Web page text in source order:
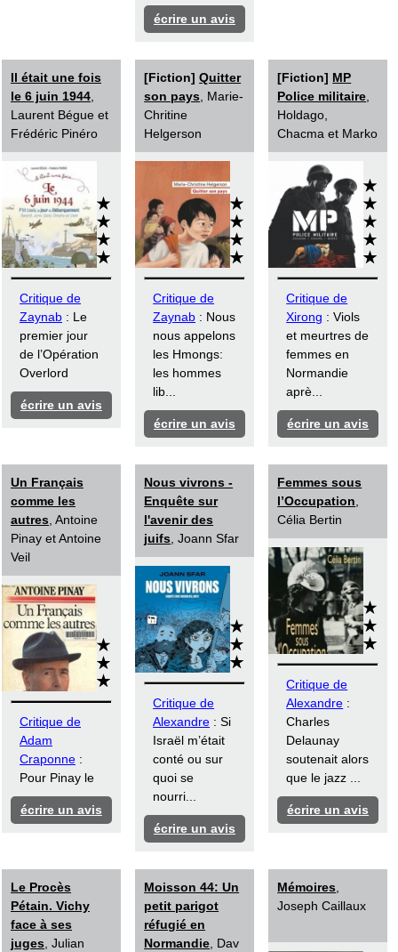
écrire un avis
Il était une fois
le 6 juin 1944
Laurent Bégue et
Frédéric Pinéro
Critique de
Zaynab : Le
premier jour
de l’Opération
Overlord
écrire un avis
[Fiction]Quitter
son pays , Marie-
Chritine
Helgerson
Critique de
Zaynab : Nous
nous appelons
les Hmongs:
les hommes
lib...
écrire un avis
[Fiction] MP
Police militaire
Holdago,
Chacma et Marko
Critique de
Xirong : Viols
et meurtres de
femmes en
Normandie
aprè...
écrire un avis
Un Français
comme les
autres , Antoine
Pinay et Antoine
Veil
Critique de
Adam
Craponne :
Pour Pinay le
écrire un avis
Nous vivrons -
Enquête sur
l'avenir des
juifs , Joann Sfar
Critique de
Alexandre : Si
Israël m’était
conté ou sur
quoi se
nourri...
écrire un avis
Femmes sous
l’Occupation
Célia Bertin
Critique de
Alexandre :
Charles
Delaunay
soutenait alors
que le jazz ...
écrire un avis
Le Procès
Pétain. Vichy
face à ses
juges , Julian
Moisson 44: Un
petit parigot
réfugié en
Normandie , Dav
Mémoires
Joseph Caillaux